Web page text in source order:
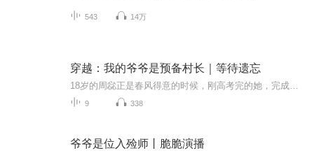
543 14万
穿越：我的爷爷是预备村长｜等待遗忘
9 338
爷爷是位入殓师丨脆脆演播